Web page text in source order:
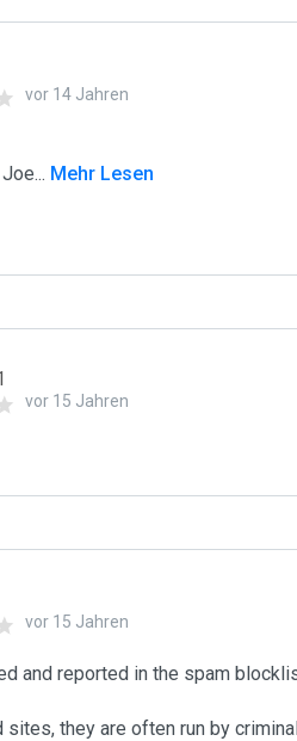
vor 14 Jahren
... Mehr Lesen
vor 15 Jahren
vor 15 Jahren
and reported in the spam
they are often run by